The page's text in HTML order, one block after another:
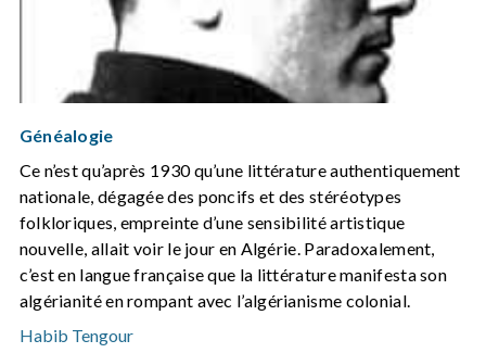
Généalogie
Ce n’est qu’après 1930 qu’une littérature authentiquement
nationale, dégagée des poncifs et des stéréotypes
folkloriques, empreinte d’une sensibilité artistique
nouvelle, allait voir le jour en Algérie. Paradoxalement,
c’est en langue française que la littérature manifesta son
algérianité en rompant avec l’algérianisme colonial.
Habib Tengour